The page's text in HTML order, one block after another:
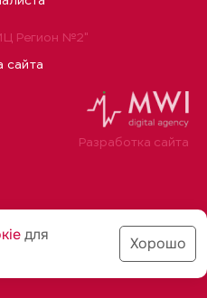
Регион №2"
сайта
Разработка сайта
для
Хорошо